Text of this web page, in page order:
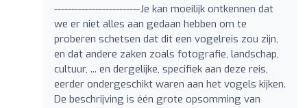
-------------------------Je kan moeilijk ontkennen dat
we er niet alles aan gedaan hebben om te
proberen schetsen dat dit een vogelreis zou zijn,
en dat andere zaken zoals fotografie, landschap,
cultuur, ... en dergelijke, specifiek aan deze reis,
eerder ondergeschikt waren aan het vogels kijken.
De beschrijving is één grote opsomming van